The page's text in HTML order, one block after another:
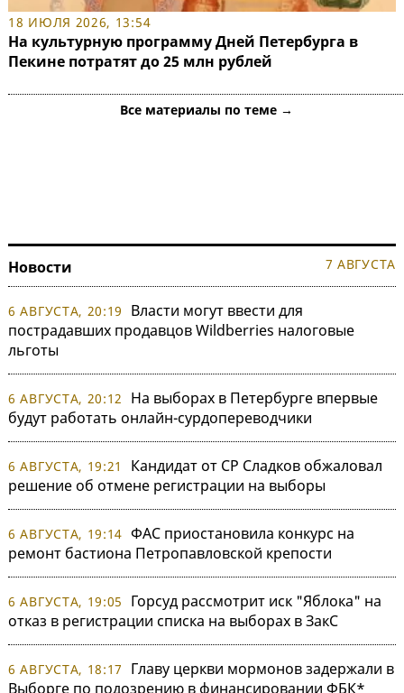
18 ИЮЛЯ 2026, 13:54
На культурную программу Дней Петербурга в
Пекине потратят до 25 млн рублей
Все материалы по теме →
Новости 7 АВГУСТА
6 АВГУСТА, 20:19
Власти могут ввести для
пострадавших продавцов Wildberries налоговые
льготы
6 АВГУСТА, 20:12
На выборах в Петербурге впервые
будут работать онлайн-сурдопереводчики
6 АВГУСТА, 19:21
Кандидат от СР Сладков обжаловал
решение об отмене регистрации на выборы
6 АВГУСТА, 19:14 ФАС приостановила конкурс на
ремонт бастиона Петропавловской крепости
6 АВГУСТА, 19:05
Горсуд рассмотрит иск "Яблока" на
отказ в регистрации списка на выборах в ЗакС
6 АВГУСТА, 18:17
Главу церкви мормонов задержали в
Выборге по подозрению в финансировании ФБК*